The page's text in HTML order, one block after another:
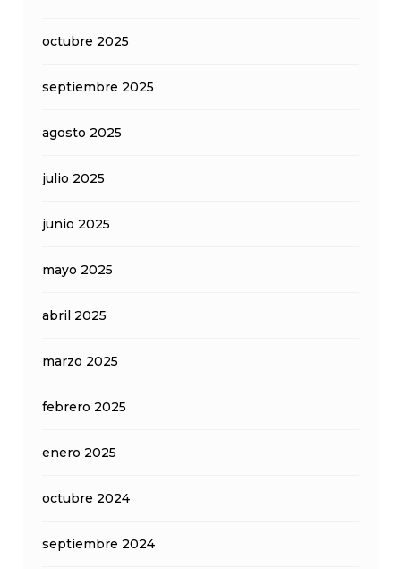
octubre 2025
septiembre 2025
agosto 2025
julio 2025
junio 2025
mayo 2025
abril 2025
marzo 2025
febrero 2025
enero 2025
octubre 2024
septiembre 2024